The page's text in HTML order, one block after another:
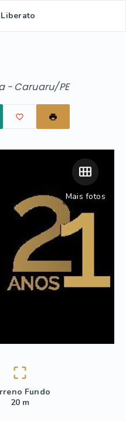
- Caruaru/PE
Mais fotos
Fundo
20 m